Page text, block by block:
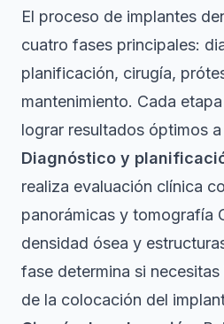
El proceso de implantes
cuatro fases principales:
planificación, cirugía,
mantenimiento. Cada
lograr resultados óptimos
Diagnóstico y
realiza evaluación clínica
panorámicas y tomografía
densidad ósea y
fase determina si
de la colocación del